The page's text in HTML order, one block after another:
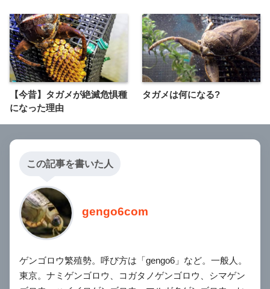
【今昔】タガメが絶滅危惧種
になった理由
タガメは何になる?
この記事を書いた人
gengo6com
ゲンゴロウ繁殖勢。呼び方は「gengo6」など。一般人。
東京。ナミゲンゴロウ、コガタノゲンゴロウ、シマゲン